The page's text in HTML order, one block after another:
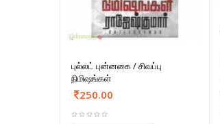
புல்லட் புன்னகை / சிவப்பு
நிமிஷங்கள்
250.00